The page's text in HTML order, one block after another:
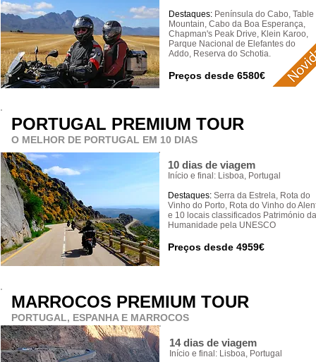
Destaques: Península do Cabo, Table
Mountain, Cabo da Boa Esperança,
Chapman's Peak Drive, Klein Karoo,
Parque Nacional de Elefantes do
Addo, Reserva do Schotia.
Preços desde 6580€
PORTUGAL PREMIUM TOUR
O MELHOR DE PORTUGAL EM 10 DIAS
10 dias de viagem
Início e final: Lisboa, Portugal
Destaques: Serra da Estrela, Rota do
Vinho do Porto, Rota do Vinho do
e 10 locais classificados Património da
Humanidade pela UNESCO
Preços desde 4959€
14 dias de viagem
Início e final: Lisboa, Portugal
MARROCOS PREMIUM TOUR
PORTUGAL, ESPANHA E MARROCOS